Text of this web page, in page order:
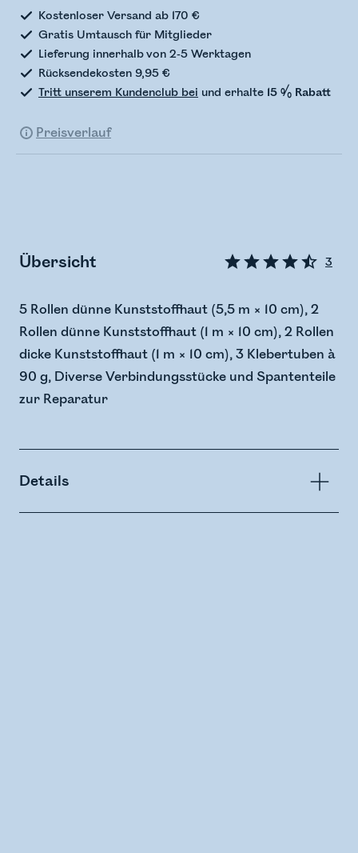
Kostenloser Versand ab 170 €
Gratis Umtausch für Mitglieder
Lieferung innerhalb von 2-5 Werktagen
Rücksendekosten 9,95 €
Tritt unserem Kundenclub bei und erhalte 15 % Rabatt
Preisverlauf
Übersicht 3
5 Rollen dünne Kunststoffhaut (5,5 m × 10 cm), 2
Rollen dünne Kunststoffhaut (1 m × 10 cm), 2 Rollen
dicke Kunststoffhaut (1 m × 10 cm), 3 Klebertuben à
90 g, Diverse Verbindungsstücke und Spantenteile
zur Reparatur
Details